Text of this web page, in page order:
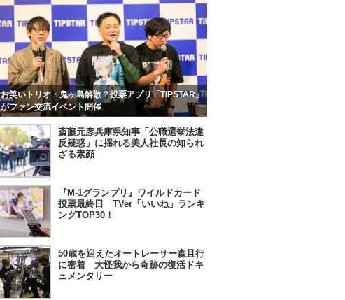
お笑いトリオ・鬼ヶ島解散？投票アプリ「TIPSTAR」
がファン交流イベント開催
斎藤元彦兵庫県知事「公職選挙法違
反疑惑」に揺れる美人社長の知られ
ざる素顔
『M-1グランプリ』ワイルドカード
投票最終日 TVer「いいね」ランキ
ングTOP30！
50歳を迎えたオートレーサー森且行
に密着 大怪我から奇跡の復活ドキ
ュメンタリー